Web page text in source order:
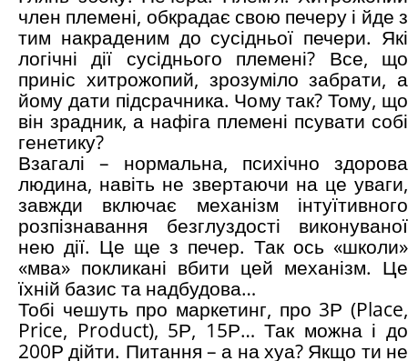
член племені, обкрадає свою печеру і йде з
тим накраденим до сусідньої печери. Які
логічні дії сусіднього племені? Все, що
приніс хитрожопий, зрозуміло забрати, а
йому дати підсрачника. Чому так? Тому, що
він зрадник, а нафіга племені псувати собі
генетику?
Взагалі – нормальна, психічно здорова
людина, навіть не звертаючи на це уваги,
завжди включає механізм інтуїтивного
розпізнавання безглуздості виконуваної
нею дії. Це ще з печер. Так ось «школи»
«мва» покликані вбити цей механізм. Це
їхній базис та надбудова…
Тобі чешуть про маркетинг, про 3Р (Place,
Price, Product), 5Р, 15Р… Так можна і до
200Р дійти. Питання – а на хуа? Якщо ти не